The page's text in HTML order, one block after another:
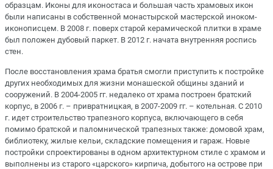
образцам. Иконы для иконостаса и большая часть храмовых икон
были написаны в собственной монастырской мастерской иноком-
иконописцем. В 2008 г. поверх старой керамической плитки в храме
был положен дубовый паркет. В 2012 г. начата внутренняя роспись
стен.
После восстановления храма братья смогли приступить к постройке
других необходимых для жизни монашеской общины зданий и
сооружений. В 2004-2005 гг. недалеко от храма построен братский
корпус, в 2006 г. – привратницкая, в 2007-2009 гг. – котельная. С 2010
г. идет строительство трапезного корпуса, включающего в себя
помимо братской и паломнической трапезных также: домовой храм,
библиотеку, жилые кельи, складские помещения и гараж. Новые
постройки спроектированы в одном архитектурном стиле с храмом и
выполнены из старого «царского» кирпича, добытого на острове при